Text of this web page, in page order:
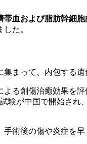
帯血および脂肪幹細
た。
まって、内包する
る創傷治癒効果を
験が中国で開始さ
術後の傷や炎症を